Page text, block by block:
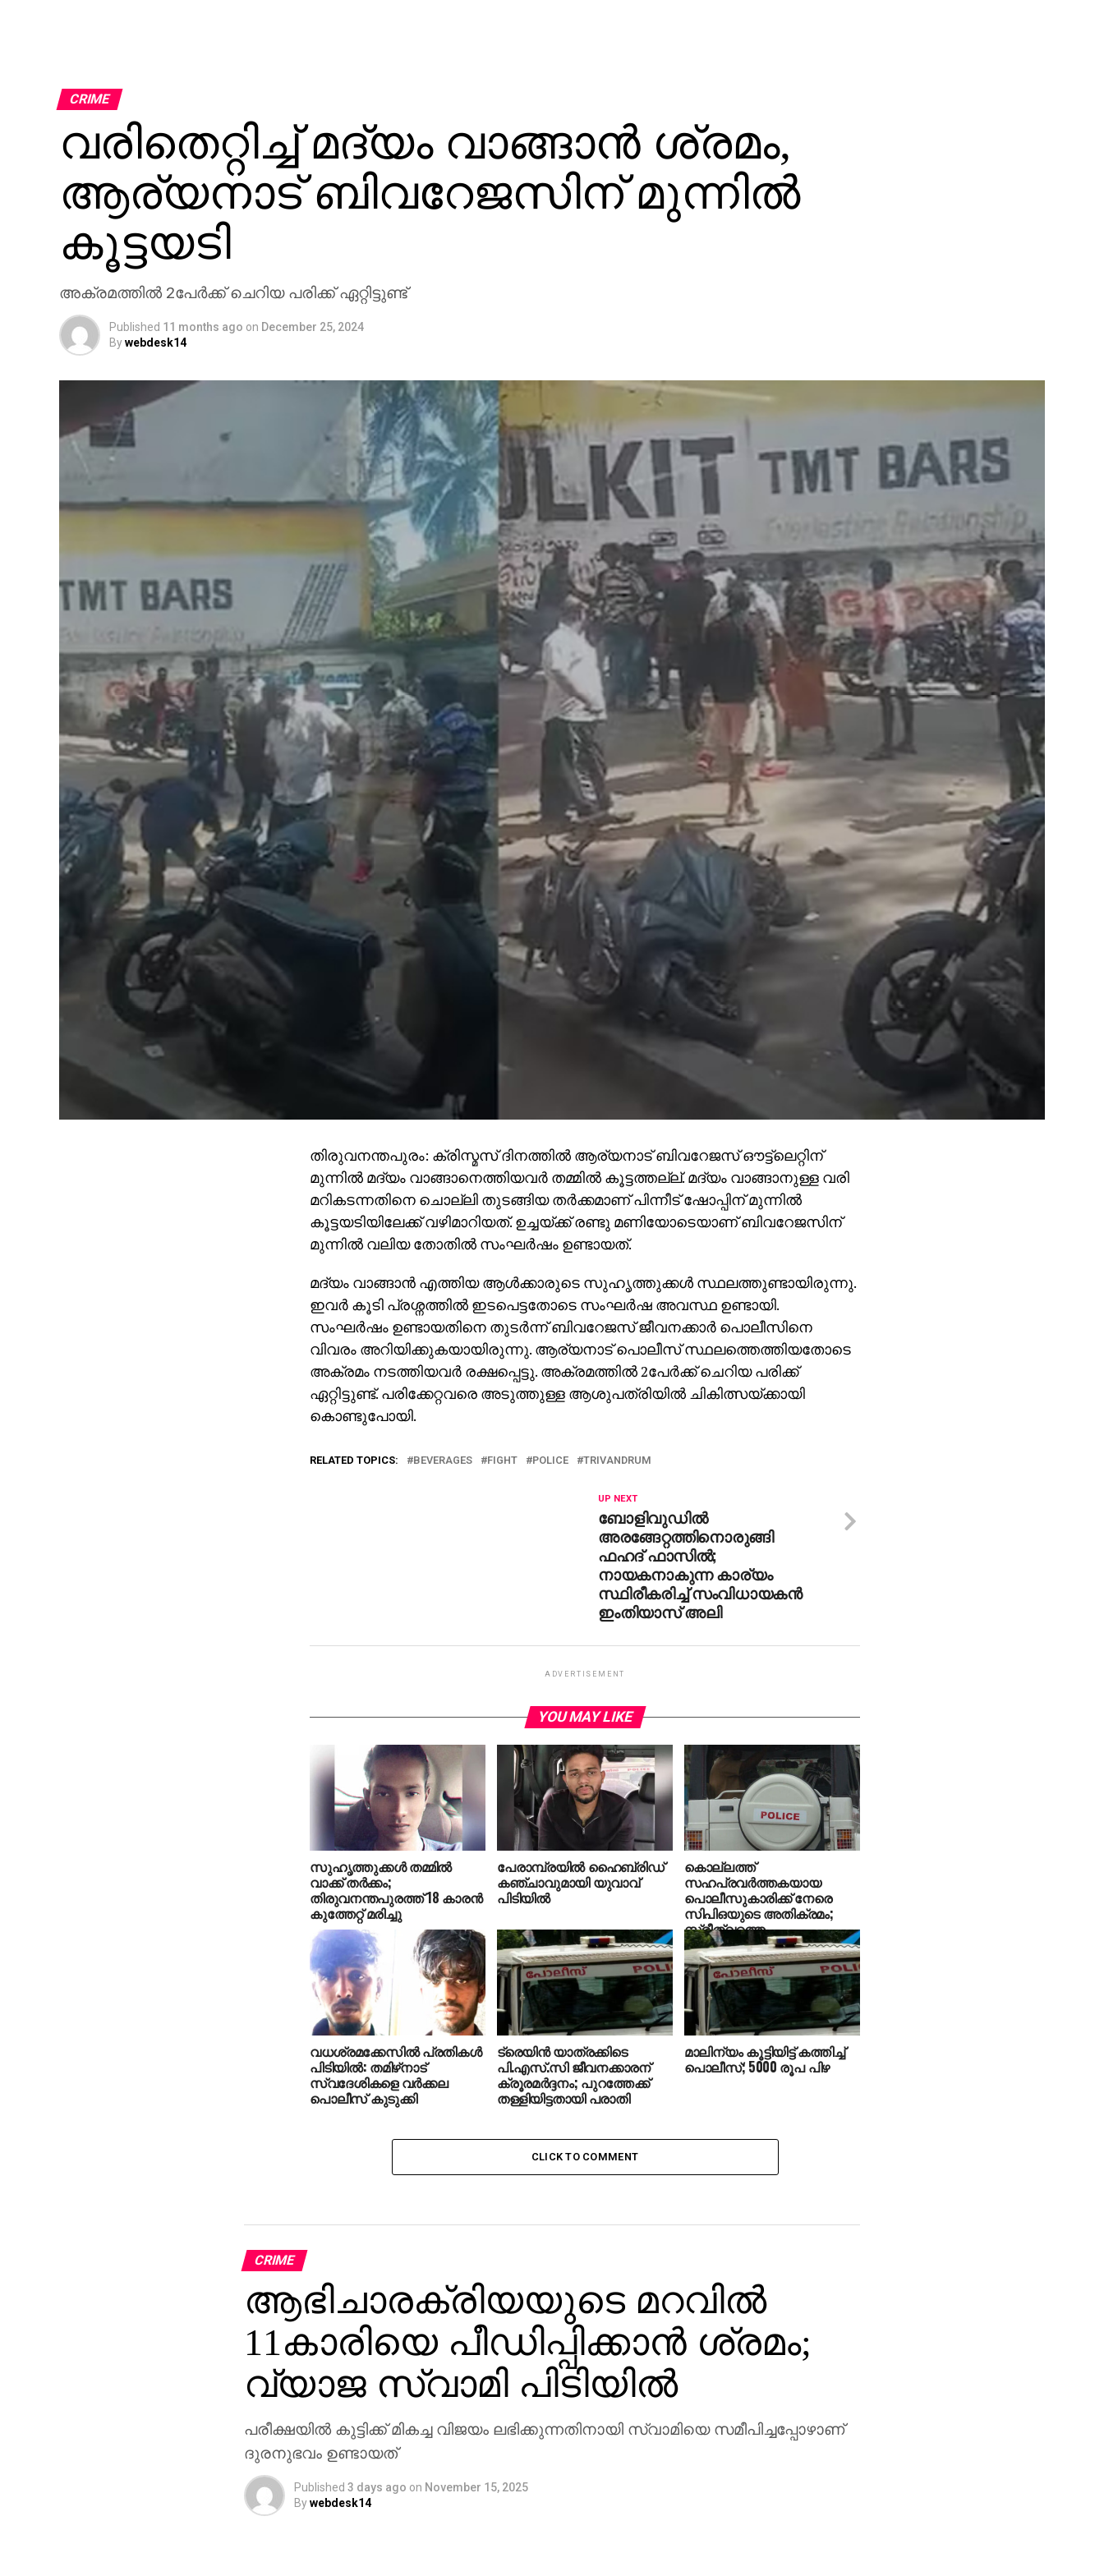
CRIME
വരിതെറ്റിച്ച് മദ്യം വാങ്ങാൻ ശ്രമം,
ആര്യനാട് ബിവറേജസിന് മുന്നിൽ
കൂട്ടയടി
അക്രമത്തിൽ 2പേർക്ക് ചെറിയ പരിക്ക് ഏറ്റിട്ടുണ്ട്
Published 11 months ago on December 25, 2024
Bywebdesk14
തിരുവനന്തപുരം: ക്രിസ്മസ് ദിനത്തിൽ ആര്യനാട് ബിവറേജസ് ഔട്ട്ലെറ്റിന്
മുന്നിൽ മദ്യം വാങ്ങാനെത്തിയവർ തമ്മിൽ കൂട്ടത്തല്ല്. മദ്യം വാങ്ങാനുള്ള വരി
മറികടന്നതിനെ ചൊല്ലി തുടങ്ങിയ തർക്കമാണ് പിന്നീട് ഷോപ്പിന് മുന്നിൽ
കൂട്ടയടിയിലേക്ക് വഴിമാറിയത്. ഉച്ചയ്ക്ക് രണ്ടു മണിയോടെയാണ് ബിവറേജസിന്
മുന്നിൽ വലിയ തോതിൽ സംഘർഷം ഉണ്ടായത്.
മദ്യം വാങ്ങാൻ എത്തിയ ആൾക്കാരുടെ സുഹൃത്തുക്കൾ സ്ഥലത്തുണ്ടായിരുന്നു.
ഇവർ കൂടി പ്രശ്നത്തിൽ ഇടപെട്ടതോടെ സംഘർഷ അവസ്ഥ ഉണ്ടായി.
സംഘർഷം ഉണ്ടായതിനെ തുടർന്ന് ബിവറേജസ് ജീവനക്കാർ പൊലീസിനെ
വിവരം അറിയിക്കുകയായിരുന്നു. ആര്യനാട് പൊലീസ് സ്ഥലത്തെത്തിയതോടെ
അക്രമം നടത്തിയവർ രക്ഷപ്പെട്ടു. അക്രമത്തിൽ 2പേർക്ക് ചെറിയ പരിക്ക്
ഏറ്റിട്ടുണ്ട്. പരിക്കേറ്റവരെ അടുത്തുള്ള ആശുപത്രിയിൽ ചികിത്സയ്ക്കായി
കൊണ്ടുപോയി.
RELATED TOPICS: BEVERAGES FIGHT POLICE TRIVANDRUM
UP NEXT
ബോളിവുഡില്‍
അരങ്ങേറ്റത്തിനൊരുങ്ങി
ഫഹദ് ഫാസില്‍;
നായകനാകുന്ന കാര്യം
സ്ഥിരീകരിച്ച് സംവിധായകന്‍
ഇംതിയാസ് അലി
ADVERTISEMENT
YOU MAY LIKE
സുഹൃത്തുക്കള്‍ തമ്മില്‍
വാക്ക് തര്‍ക്കം;
തിരുവനന്തപുരത്ത് 18 കാരന്‍
കുത്തേറ്റ് മരിച്ചു
പേരാമ്പ്രയില്‍ ഹൈബ്രിഡ്
കഞ്ചാവുമായി യുവാവ്
പിടിയില്‍
കൊല്ലത്ത്
സഹപ്രവര്‍ത്തകയായ
പൊലീസുകാരിക്ക് നേരെ
സിപിഒയുടെ അതിക്രമം;
സ്ത്രീത്വത്തെ
അപമാനിച്ചതില്‍ കേസ്
വധശ്രമക്കേസില്‍ പ്രതികള്‍
പിടിയില്‍: തമിഴ്‌നാട്
സ്വദേശികളെ വര്‍ക്കല
പൊലീസ് കുടുക്കി
ട്രെയിന്‍ യാത്രക്കിടെ
പി.എസ്.സി ജീവനക്കാരന്
ക്രൂരമര്‍ദ്ദനം; പുറത്തേക്ക്
തള്ളിയിട്ടതായി പരാതി
മാലിന്യം കൂട്ടിയിട്ട് കത്തിച്ച്
പൊലീസ്; 5000 രൂപ പിഴ
CLICK TO COMMENT
CRIME
ആഭിചാരക്രിയയുടെ മറവിൽ
11കാരിയെ പീഡിപ്പിക്കാൻ ശ്രമം;
വ്യാജ സ്വാമി പിടിയിൽ
പരീക്ഷയിൽ കുട്ടിക്ക് മികച്ച വിജയം ലഭിക്കുന്നതിനായി സ്വാമിയെ സമീപിച്ചപ്പോഴാണ്
ദുരനുഭവം ഉണ്ടായത്
Published 3 days ago on November 15, 2025
Bywebdesk14